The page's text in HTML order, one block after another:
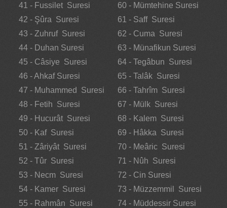
41 - Fussilet Suresi
42 - Şûra Suresi
43 - Zuhruf Suresi
44 - Duhan Suresi
45 - Câsiye Suresi
46 - Ahkaf Suresi
47 - Muhammed Suresi
48 - Fetih Suresi
49 - Hucurât Suresi
50 - Kaf Suresi
51 - Zâriyât Suresi
52 - Tûr Suresi
53 - Necm Suresi
54 - Kamer Suresi
55 - Rahmân Suresi
60 - Mümtehine Suresi
61 - Saff Suresi
62 - Cuma Suresi
63 - Münafikun Suresi
64 - Tegâbun Suresi
65 - Talâk Suresi
66 - Tahrîm Suresi
67 - Mülk Suresi
68 - Kalem Suresi
69 - Hâkka Suresi
70 - Meâric Suresi
71 - Nûh Suresi
72 - Cin Suresi
73 - Müzzemmil Suresi
74 - Müddessir Suresi